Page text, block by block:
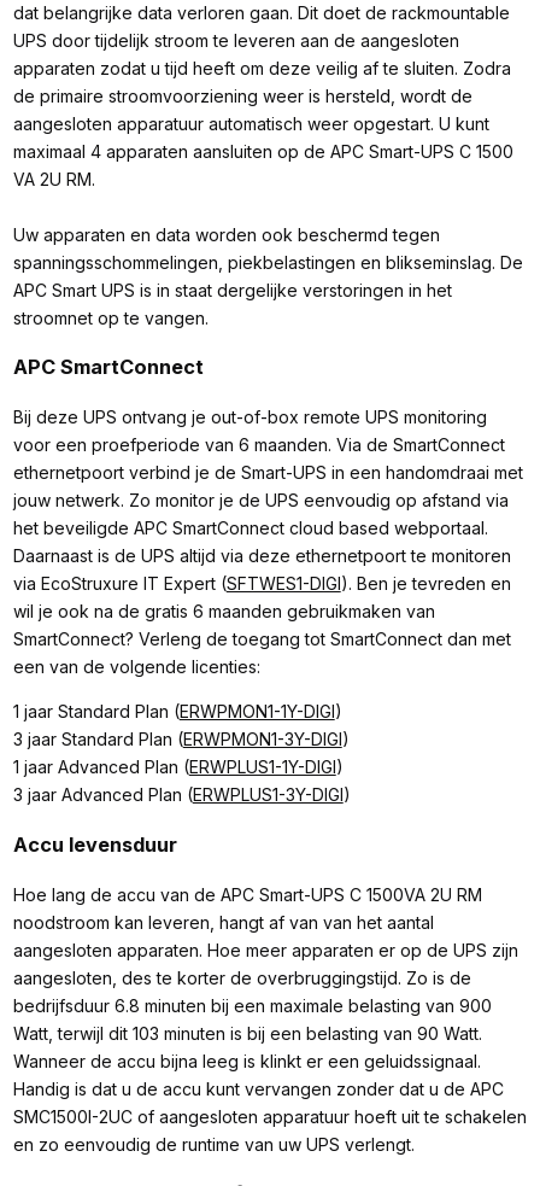
dat belangrijke data verloren gaan. Dit doet de rackmountable
UPS door tijdelijk stroom te leveren aan de aangesloten
apparaten zodat u tijd heeft om deze veilig af te sluiten. Zodra
de primaire stroomvoorziening weer is hersteld, wordt de
aangesloten apparatuur automatisch weer opgestart. U kunt
maximaal 4 apparaten aansluiten op de APC Smart-UPS C 1500
VA 2U RM.
Uw apparaten en data worden ook beschermd tegen
spanningsschommelingen, piekbelastingen en blikseminslag. De
APC Smart UPS is in staat dergelijke verstoringen in het
stroomnet op te vangen.
APC SmartConnect
Bij deze UPS ontvang je out-of-box remote UPS monitoring
voor een proefperiode van 6 maanden. Via de SmartConnect
ethernetpoort verbind je de Smart-UPS in een handomdraai met
jouw netwerk. Zo monitor je de UPS eenvoudig op afstand via
het beveiligde APC SmartConnect cloud based webportaal.
Daarnaast is de UPS altijd via deze ethernetpoort te monitoren
via EcoStruxure IT Expert (SFTWES1-DIGI). Ben je tevreden en
wil je ook na de gratis 6 maanden gebruikmaken van
SmartConnect? Verleng de toegang tot SmartConnect dan met
een van de volgende licenties:
1 jaar Standard Plan (ERWPMON1-1Y-DIGI)
3 jaar Standard Plan (ERWPMON1-3Y-DIGI)
1 jaar Advanced Plan (ERWPLUS1-1Y-DIGI)
3 jaar Advanced Plan (ERWPLUS1-3Y-DIGI)
Accu levensduur
Hoe lang de accu van de APC Smart-UPS C 1500VA 2U RM
noodstroom kan leveren, hangt af van van het aantal
aangesloten apparaten. Hoe meer apparaten er op de UPS zijn
aangesloten, des te korter de overbruggingstijd. Zo is de
bedrijfsduur 6.8 minuten bij een maximale belasting van 900
Watt, terwijl dit 103 minuten is bij een belasting van 90 Watt.
Wanneer de accu bijna leeg is klinkt er een geluidssignaal.
Handig is dat u de accu kunt vervangen zonder dat u de APC
SMC1500I-2UC of aangesloten apparatuur hoeft uit te schakelen
en zo eenvoudig de runtime van uw UPS verlengt.